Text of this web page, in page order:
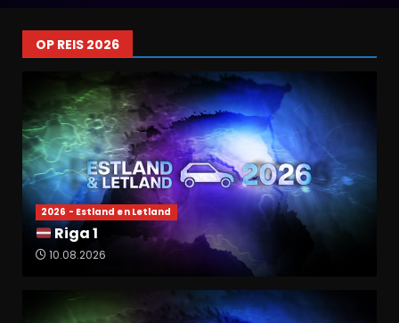
OP REIS 2026
2026 - Estland en Letland
Riga 1
10.08.2026